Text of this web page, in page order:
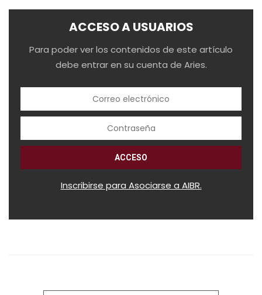
ACCESO A USUARIOS
Para poder ver los contenidos de este artículo
debe entrar en su cuenta de Aries.
Inscribirse para Asociarse a AIBR.